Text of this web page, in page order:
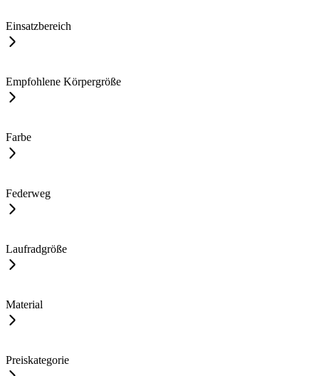
Einsatzbereich
Empfohlene Körpergröße
Farbe
Federweg
Laufradgröße
Material
Preiskategorie